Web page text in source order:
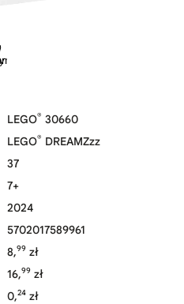
LEGO® 30660
LEGO® DREAMZzz
37
7+
2024
5702017589961
8,99 zł
16,99 zł
0,24 zł